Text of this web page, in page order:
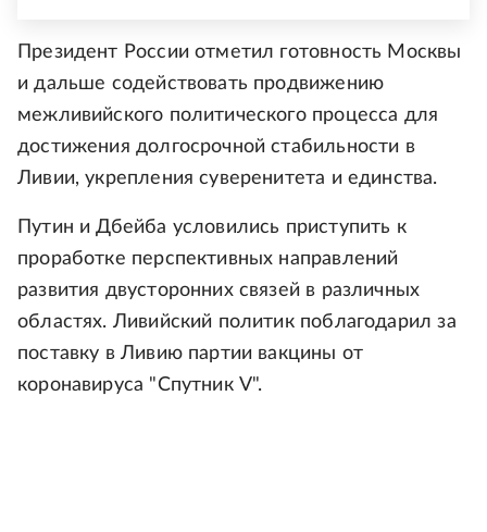
Президент России отметил готовность Москвы
и дальше содействовать продвижению
межливийского политического процесса для
достижения долгосрочной стабильности в
Ливии, укрепления суверенитета и единства.
Путин и Дбейба условились приступить к
проработке перспективных направлений
развития двусторонних связей в различных
областях. Ливийский политик поблагодарил за
поставку в Ливию партии вакцины от
коронавируса "Спутник V".